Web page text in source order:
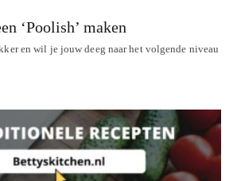
‘Poolish’ maken
en wil je jouw deeg naar het volgende niveau